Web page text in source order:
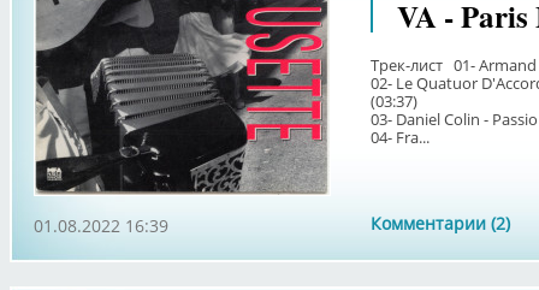
VA - Paris
Трек-лист 01- Armand
02- Le Quatuor
(03:37)
03- Daniel Colin -
04- Fra...
Комментарии (2)
01.08.2022 16:39